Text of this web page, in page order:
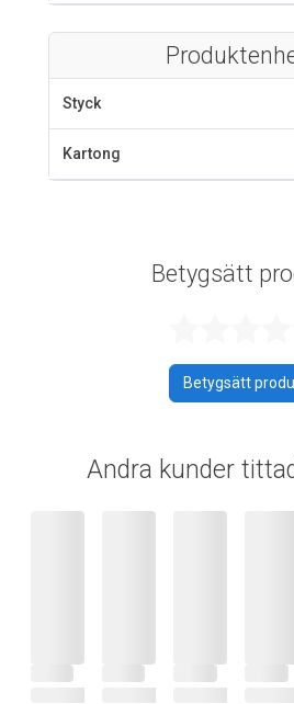
Styck
Kartong
Betygsätt
Betygsätt
Andra kunder